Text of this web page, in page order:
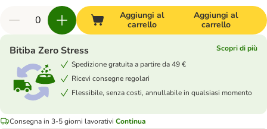
Aggiungi al
carrello
Aggiungi al
carrello
Bitiba Zero Stress
Scopri di più
Spedizione gratuita a partire da 49 €
Ricevi consegne regolari
Flessibile, senza costi, annullabile in qualsiasi momento
Consegna in 3-5 giorni lavorativi Continua